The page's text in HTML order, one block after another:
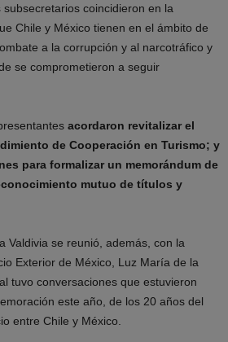
coincidieron en la
Chile y México tienen en el ámbito de
a la corrupción y al narcotráfico y
se comprometieron a seguir
acordaron revitalizar el
de Cooperación en Turismo; y
para formalizar un memorándum de
mutuo de títulos y
Valdivia se reunió, además, con la
Exterior de México, Luz María de la
tuvo conversaciones que estuvieron
este año, de los 20 años del
entre Chile y México.